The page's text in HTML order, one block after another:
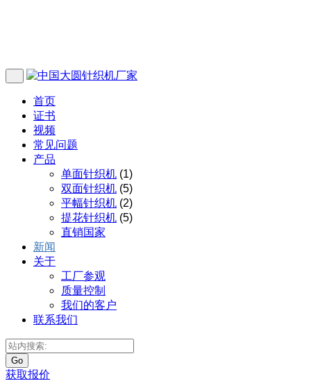
首页
证书
视频
常见问题
产品
单面针织机 (1)
双面针织机 (5)
平幅针织机 (2)
提花针织机 (5)
直销国家
新闻
关于
工厂参观
质量控制
我们的客户
联系我们
Go
获取报价